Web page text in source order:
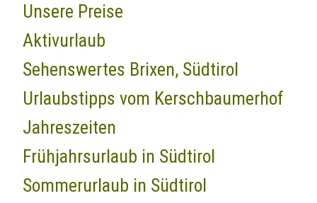
Unsere Preise
Aktivurlaub
Sehenswertes Brixen, Südtirol
Urlaubstipps vom Kerschbaumerhof
Jahreszeiten
Frühjahrsurlaub in Südtirol
Sommerurlaub in Südtirol